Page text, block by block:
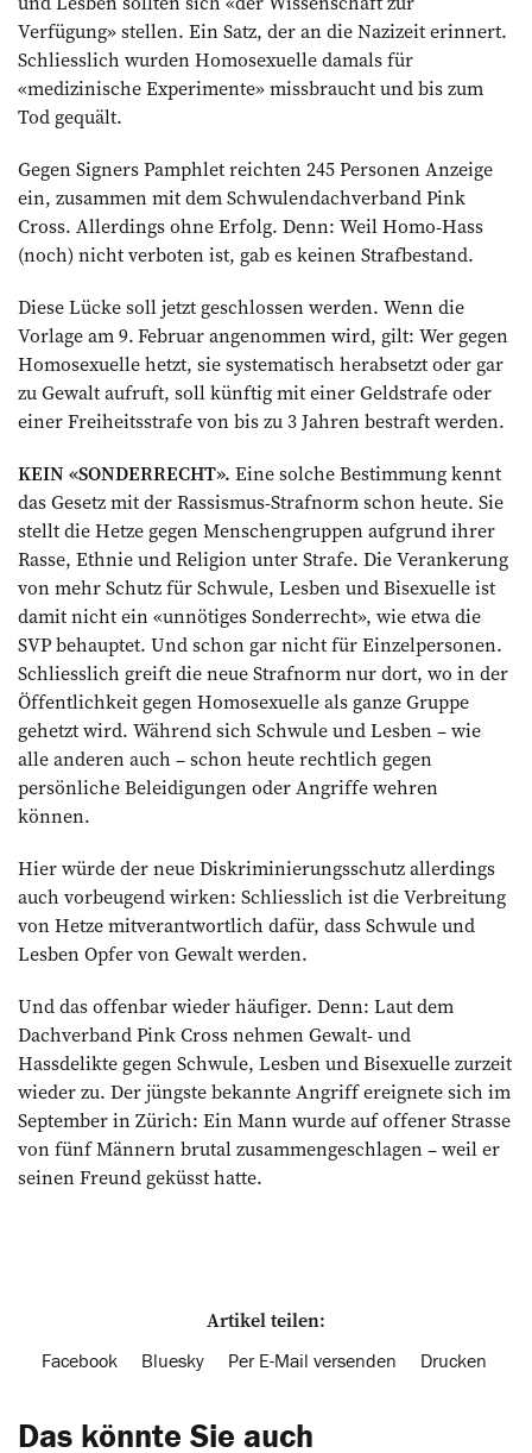
Verfügung» stellen. Ein Satz, der an die Nazizeit erinnert.
Schliesslich wurden Homosexuelle damals für
«medizinische Experimente» missbraucht und bis zum
Tod gequält.
Gegen Signers Pamphlet reichten 245 Personen Anzeige
ein, zusammen mit dem Schwulendachverband Pink
Cross. Allerdings ohne Erfolg. Denn: Weil Homo-Hass
(noch) nicht verboten ist, gab es keinen Strafbestand.
Diese Lücke soll jetzt geschlossen werden. Wenn die
Vorlage am 9. Februar angenommen wird, gilt: Wer gegen
Homosexuelle hetzt, sie systematisch herabsetzt oder gar
zu Gewalt aufruft, soll künftig mit einer Geldstrafe oder
einer Freiheitsstrafe von bis zu 3 Jahren bestraft werden.
KEIN «SONDERRECHT». Eine solche Bestimmung kennt
das Gesetz mit der Rassismus-Strafnorm schon heute. Sie
stellt die Hetze gegen Menschengruppen aufgrund ihrer
Rasse, Ethnie und Religion unter Strafe. Die Verankerung
von mehr Schutz für Schwule, Lesben und Bisexuelle ist
damit nicht ein «unnötiges Sonderrecht», wie etwa die
SVP behauptet. Und schon gar nicht für Einzelpersonen.
Schliesslich greift die neue Strafnorm nur dort, wo in der
Öffentlichkeit gegen Homosexuelle als ganze Gruppe
gehetzt wird. Während sich Schwule und Lesben – wie
alle anderen auch – schon heute rechtlich gegen
persönliche Beleidigungen oder Angriffe wehren
können.
Hier würde der neue Diskriminierungsschutz allerdings
auch vorbeugend wirken: Schliesslich ist die Verbreitung
von Hetze mitverantwortlich dafür, dass Schwule und
Lesben Opfer von Gewalt werden.
Und das offenbar wieder häufiger. Denn: Laut dem
Dachverband Pink Cross nehmen Gewalt- und
Hassdelikte gegen Schwule, Lesben und Bisexuelle zurzeit
wieder zu. Der jüngste bekannte Angriff ereignete sich im
September in Zürich: Ein Mann wurde auf offener Strasse
von fünf Männern brutal zusammengeschlagen – weil er
seinen Freund geküsst hatte.
Artikel teilen:
Facebook Bluesky Per E-Mail versenden Drucken
Das könnte Sie auch